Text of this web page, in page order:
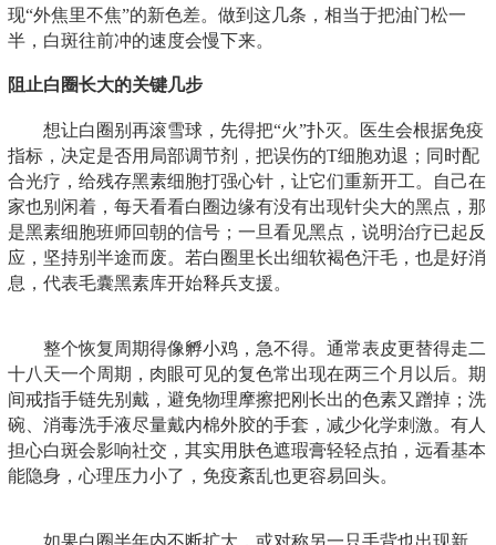
现“外焦里不焦”的新色差。做到这几条，相当于把油门松一
半，白斑往前冲的速度会慢下来。
阻止白圈长大的关键几步
想让白圈别再滚雪球，先得把“火”扑灭。医生会根据免疫
指标，决定是否用局部调节剂，把误伤的T细胞劝退；同时配
合光疗，给残存黑素细胞打强心针，让它们重新开工。自己在
家也别闲着，每天看看白圈边缘有没有出现针尖大的黑点，那
是黑素细胞班师回朝的信号；一旦看见黑点，说明治疗已起反
应，坚持别半途而废。若白圈里长出细软褐色汗毛，也是好消
息，代表毛囊黑素库开始释兵支援。
整个恢复周期得像孵小鸡，急不得。通常表皮更替得走二
十八天一个周期，肉眼可见的复色常出现在两三个月以后。期
间戒指手链先别戴，避免物理摩擦把刚长出的色素又蹭掉；洗
碗、消毒洗手液尽量戴内棉外胶的手套，减少化学刺激。有人
担心白斑会影响社交，其实用肤色遮瑕膏轻轻点拍，远看基本
能隐身，心理压力小了，免疫紊乱也更容易回头。
如果白圈半年内不断扩大，或对称另一只手背也出现新